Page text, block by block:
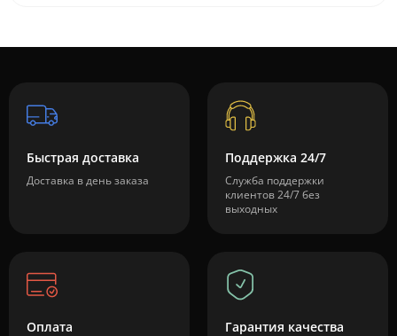
Быстрая доставка
Доставка в день заказа
Поддержка 24/7
Служба поддержки
клиентов 24/7 без
выходных
Оплата Гарантия качества